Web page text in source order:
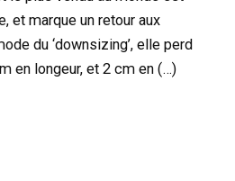
et marque un retour aux
du ‘downsizing’, elle perd
en longeur, et 2 cm en (…)